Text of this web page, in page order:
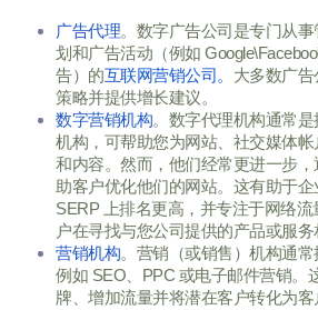
广告代理。数字广告公司是专门从
划和广告活动（例如
告）的互联网营销公司。 大多数广
策略并提供增长建议。
数字营销机构。数字代理机构通常
机构，可帮助您为网站、社交媒体
和内容。然而，他们经常更进一步
助客户优化他们的网站。这有助于企
SERP 上排名更高，并专注于网络
户在寻找与您公司提供的产品或服
营销机构。营销（或销售）机构通常
例如 SEO、PPC 或电子邮件营销。
牌、增加流量并将潜在客户转化为